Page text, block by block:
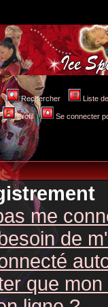
Rechercher Liste
Profil Se connecter
me
de
que